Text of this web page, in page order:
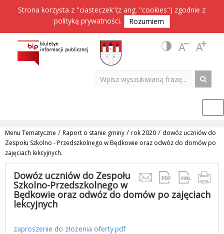
Strona korzysta z "ciasteczek"(z ang. "cookies") zgodnie z
polityką prywatności. Rozumiem
Menu Tematyczne / Raport o stanie gminy / rok 2020 / dowóz uczniów do
Zespołu Szkolno - Przedszkolnego w Będkowie oraz odwóz do domów po
zajęciach lekcyjnych.
Dowóz uczniów do Zespołu
Szkolno-Przedszkolnego w
Będkowie oraz odwóz do domów po zajęciach
lekcyjnych
zaproszenie do złożenia oferty.pdf